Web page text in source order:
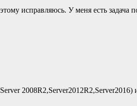
исправляюсь. У меня есть задача
2008R2,Server2012R2,Server2016)